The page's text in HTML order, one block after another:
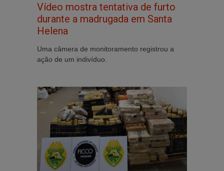
Vídeo mostra tentativa de furto
durante a madrugada em Santa
Helena
Uma câmera de monitoramento registrou a
ação de um indivíduo.